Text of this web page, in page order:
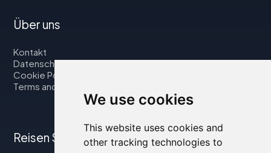
We use cookies
This website uses cookies and
other tracking technologies to
Über uns
Kontakt
Datenschutzbestimmungen
Cookie Policy
Terms and Conditions
Reisen Sie mit uns